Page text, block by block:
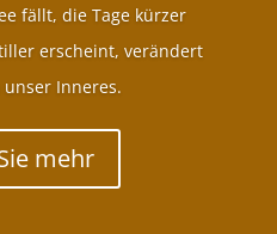
fällt, die Tage kürzer
erscheint, verändert
Inneres.
mehr